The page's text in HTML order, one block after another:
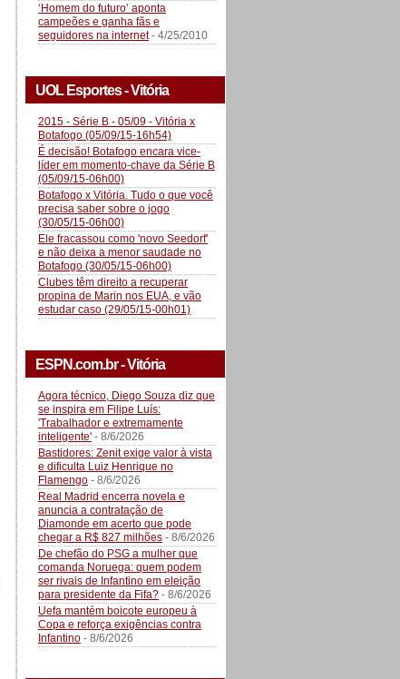
‘Homem do futuro’ aponta
campeões e ganha fãs e
seguidores na internet- 4/25/2010
UOL Esportes - Vitória
2015 - Série B - 05/09 - Vitória x
Botafogo (05/09/15-16h54)
É decisão! Botafogo encara vice-
líder em momento-chave da Série B
(05/09/15-06h00)
Botafogo x Vitória. Tudo o que você
precisa saber sobre o jogo
(30/05/15-06h00)
Ele fracassou como 'novo Seedorf'
e não deixa a menor saudade no
Botafogo (30/05/15-06h00)
Clubes têm direito a recuperar
propina de Marin nos EUA, e vão
estudar caso (29/05/15-00h01)
ESPN.com.br - Vitória
Agora técnico, Diego Souza diz que
se inspira em Filipe Luís:
'Trabalhador e extremamente
inteligente' - 8/6/2026
Bastidores: Zenit exige valor à vista
e dificulta Luiz Henrique no
Flamengo - 8/6/2026
Real Madrid encerra novela e
anuncia a contratação de
Diamonde em acerto que pode
chegar a R$ 827 milhões - 8/6/2026
De chefão do PSG a mulher que
comanda Noruega: quem podem
ser rivais de Infantino em eleição
para presidente da Fifa? - 8/6/2026
Uefa mantém boicote europeu à
Copa e reforça exigências contra
Infantino - 8/6/2026